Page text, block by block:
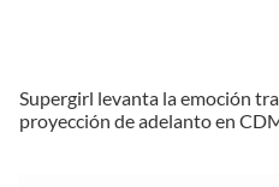
Supergirl levanta la emoción
proyección de adelanto en